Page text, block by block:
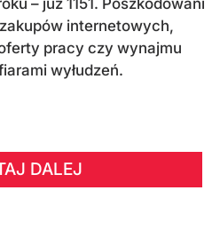
internetowych,
pracy czy wynajmu
wyłudzeń.
DALEJ